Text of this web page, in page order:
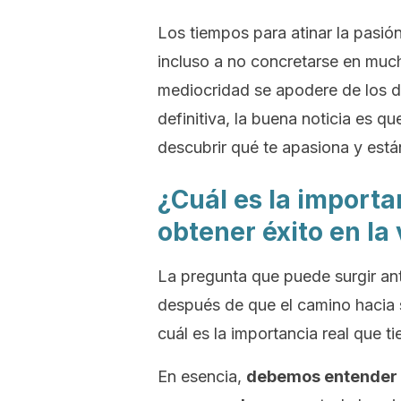
Los tiempos para atinar la
incluso a no concretarse en
mediocridad se apodere de los
definitiva, la buena noticia es
descubrir qué te apasiona y
¿Cuál es la
obtener éxito en la
La pregunta que puede surgir
después de que el camino
cuál es la importancia real que
En esencia, debemos entender